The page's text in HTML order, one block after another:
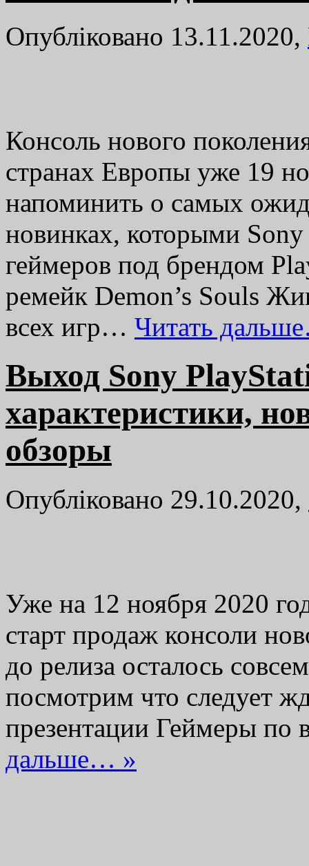
Опубліковано 13.11.2020,
Консоль нового
странах Европы уже 19
напоминить о самых
новинках, которыми Sony
геймеров под брендом
ремейк Demon’s Souls
всех игр… Читать
Выход Sony
характеристики,
обзоры
Опубліковано 29.10.2020,
Уже на 12 ноября 2020
старт продаж консоли
до релиза осталось
посмотрим что следует
презентации Геймеры
дальше… »